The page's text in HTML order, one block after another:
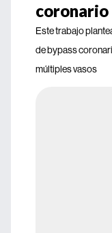
coronario
Este trabajo
de bypass
múltiples vasos